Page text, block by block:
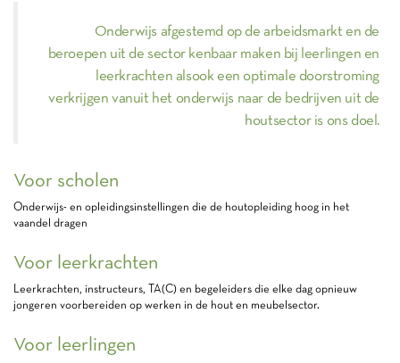
Onderwijs afgestemd op de arbeidsmarkt en de
beroepen uit de sector kenbaar maken bij leerlingen en
leerkrachten alsook een optimale doorstroming
verkrijgen vanuit het onderwijs naar de bedrijven uit de
houtsector is ons doel.
Voor scholen
Onderwijs- en opleidingsinstellingen die de houtopleiding hoog in het
vaandel dragen
Voor leerkrachten
Leerkrachten, instructeurs, TA(C) en begeleiders die elke dag opnieuw
jongeren voorbereiden op werken in de hout en meubelsector.
Voor leerlingen